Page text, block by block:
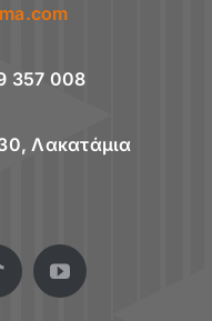
357 008
Λακατάμια